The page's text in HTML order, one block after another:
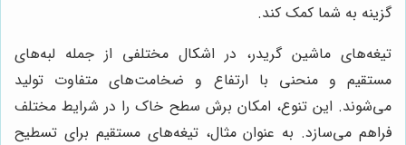
گزینه به شما کمک کند.
تیغه‌های ماشین گریدر، در اشکال مختلفی از جمله لبه‌های
مستقیم و منحنی با ارتفاع و ضخامت‌های متفاوت تولید
می‌شوند. این تنوع، امکان برش سطح خاک را در شرایط مختلف
فراهم می‌سازد. به عنوان مثال، تیغه‌های مستقیم برای تسطیح